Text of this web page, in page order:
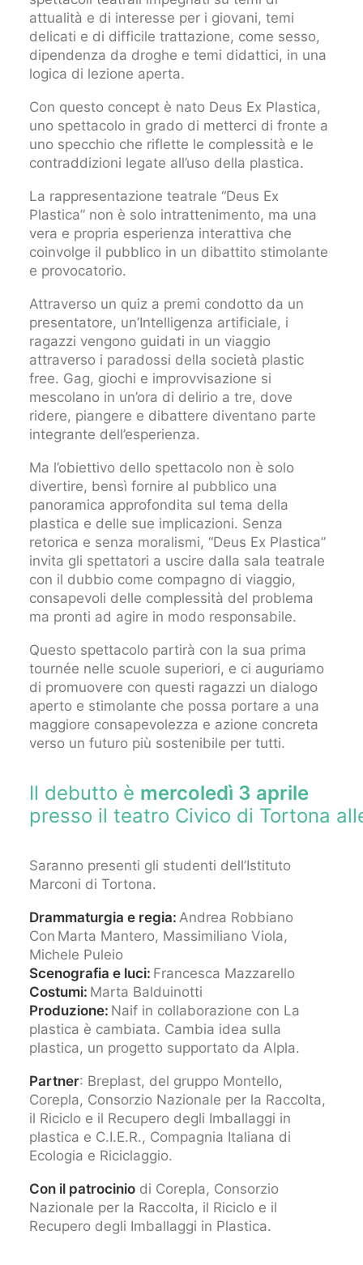
attualità e di interesse per i giovani, temi
delicati e di difficile trattazione, come sesso,
dipendenza da droghe e temi didattici, in una
logica di lezione aperta.
Con questo concept è nato Deus Ex Plastica,
uno spettacolo in grado di metterci di fronte a
uno specchio che riflette le complessità e le
contraddizioni legate all’uso della plastica.
La rappresentazione teatrale “Deus Ex
Plastica” non è solo intrattenimento, ma una
vera e propria esperienza interattiva che
coinvolge il pubblico in un dibattito stimolante
e provocatorio.
Attraverso un quiz a premi condotto da un
presentatore, un’Intelligenza artificiale, i
ragazzi vengono guidati in un viaggio
attraverso i paradossi della società plastic
free. Gag, giochi e improvvisazione si
mescolano in un’ora di delirio a tre, dove
ridere, piangere e dibattere diventano parte
integrante dell’esperienza.
Ma l’obiettivo dello spettacolo non è solo
divertire, bensì fornire al pubblico una
panoramica approfondita sul tema della
plastica e delle sue implicazioni. Senza
retorica e senza moralismi, “Deus Ex Plastica”
invita gli spettatori a uscire dalla sala teatrale
con il dubbio come compagno di viaggio,
consapevoli delle complessità del problema
ma pronti ad agire in modo responsabile.
Questo spettacolo partirà con la sua prima
tournée nelle scuole superiori, e ci auguriamo
di promuovere con questi ragazzi un dialogo
aperto e stimolante che possa portare a una
maggiore consapevolezza e azione concreta
verso un futuro più sostenibile per tutti.
Il debutto è mercoledì 3 aprile
presso il teatro Civico di Tortona
Saranno presenti gli studenti dell’Istituto
Marconi di Tortona.
Drammaturgia e regia: Andrea Robbiano
Con Marta Mantero, Massimiliano Viola,
Michele Puleio
Scenografia e luci: Francesca Mazzarello
Costumi: Marta Balduinotti
Produzione: Naif in collaborazione con La
plastica è cambiata. Cambia idea sulla
plastica, un progetto supportato da Alpla.
Partner: Breplast, del gruppo Montello,
Corepla, Consorzio Nazionale per la Raccolta,
il Riciclo e il Recupero degli Imballaggi in
plastica e C.I.E.R., Compagnia Italiana di
Ecologia e Riciclaggio.
Con il patrocinio di Corepla, Consorzio
Nazionale per la Raccolta, il Riciclo e il
Recupero degli Imballaggi in Plastica.